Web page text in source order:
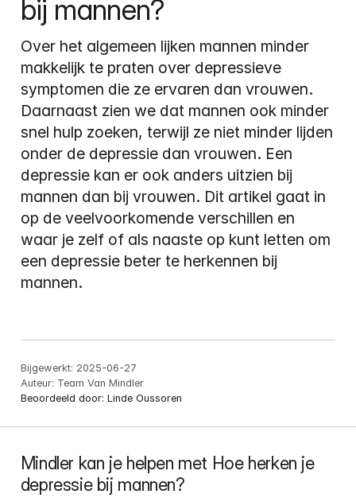
bij mannen?
Over het algemeen lijken mannen minder
makkelijk te praten over depressieve
symptomen die ze ervaren dan vrouwen.
Daarnaast zien we dat mannen ook minder
snel hulp zoeken, terwijl ze niet minder lijden
onder de depressie dan vrouwen. Een
depressie kan er ook anders uitzien bij
mannen dan bij vrouwen. Dit artikel gaat in
op de veelvoorkomende verschillen en
waar je zelf of als naaste op kunt letten om
een depressie beter te herkennen bij
mannen.
Bijgewerkt: 2025-06-27
Auteur: Team Van Mindler
Beoordeeld door: Linde Oussoren
Mindler kan je helpen met Hoe herken je
depressie bij mannen?